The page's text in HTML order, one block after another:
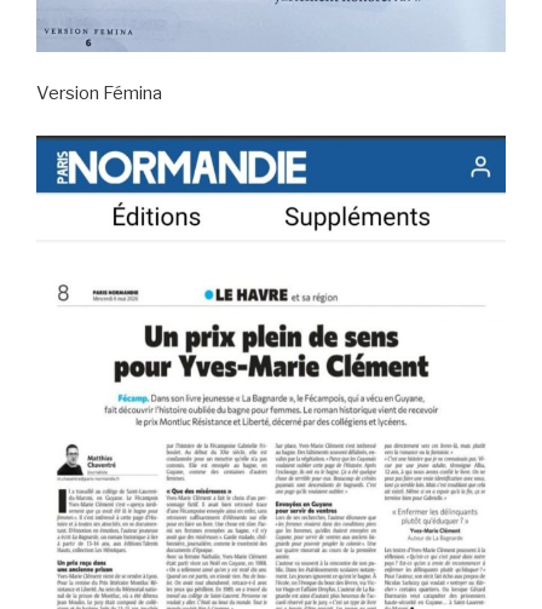
Version Fémina